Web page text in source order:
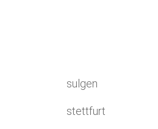
sulgen
stettfurt